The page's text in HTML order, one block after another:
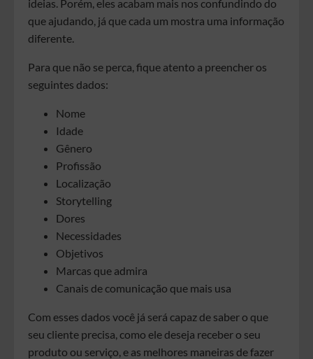
ideias. Porém, eles acabam mais nos confundindo do
que ajudando, já que cada um mostra uma informação
diferente.
Para que não se perca, fique atento a preencher os
seguintes dados:
Nome
Idade
Gênero
Profissão
Localização
Storytelling
Dores
Necessidades
Objetivos
Marcas que admira
Canais de comunicação que mais usa
Com esses dados você já será capaz de saber o que
seu cliente precisa, como ele deseja receber o seu
produto ou serviço, e as melhores maneiras de fazer